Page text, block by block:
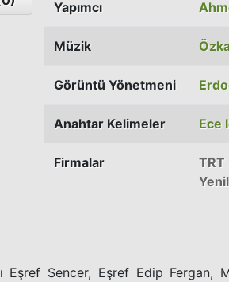
Yapımcı
Müzik
Görüntü Yönetmeni
Anahtar Kelimeler Ece
Firmalar TRT
Eşref Sencer, Eşref Edip